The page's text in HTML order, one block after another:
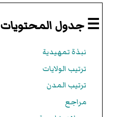
☰ جدول المحتويات
نبذة تمهيدية
ترتيب الولايات
ترتيب المدن
مراجع